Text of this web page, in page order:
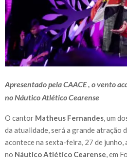
Apresentado pela CAACE , o vento
no Náutico Atlético Cearense
O cantor Matheus Fernandes, um
da atualidade, será a grande atração
acontece na sexta-feira, 27 de junho,
no Náutico Atlético Cearense, em